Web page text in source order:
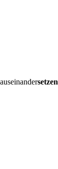
setzen